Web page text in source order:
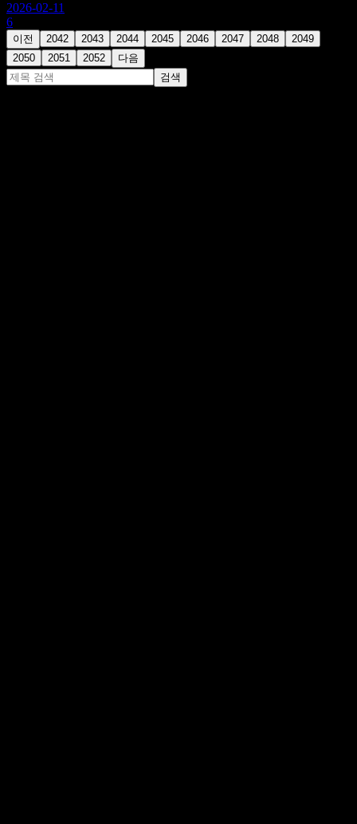
2026-02-11
6
이전 2042 2043 2044 2045 2046 2047 2048
2049
2050
2051 2052
다음
검색